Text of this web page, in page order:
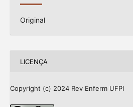
Original
LICENÇA
Copyright (c) 2024 Rev Enferm UFPI